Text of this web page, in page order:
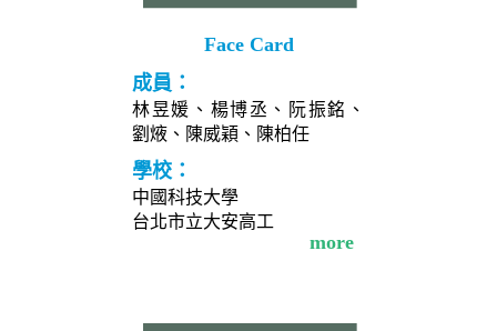
Face Card
成員：
林昱媛、楊博丞、阮振銘、
劉焲、陳威穎、陳柏任
學校：
中國科技大學
台北市立大安高工
more